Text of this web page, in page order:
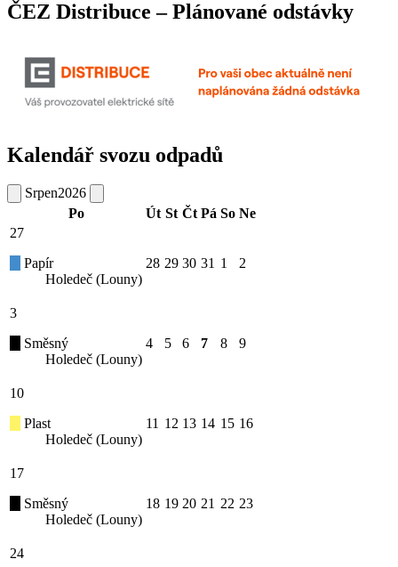
ČEZ Distribuce – Plánované odstávky
Kalendář svozu odpadů
Srpen2026
Po
Út St Čt Pá So Ne
27
Papír
Holedeč (Louny)
28 29 30 31 1 2
3
Směsný
Holedeč (Louny)
4 5 6 7 8 9
10
Plast
Holedeč (Louny)
11 12 13 14 15 16
17
Směsný
Holedeč (Louny)
18 19 20 21 22 23
24